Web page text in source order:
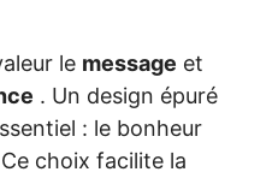
le message et
. Un design épuré
: le bonheur
choix facilite la